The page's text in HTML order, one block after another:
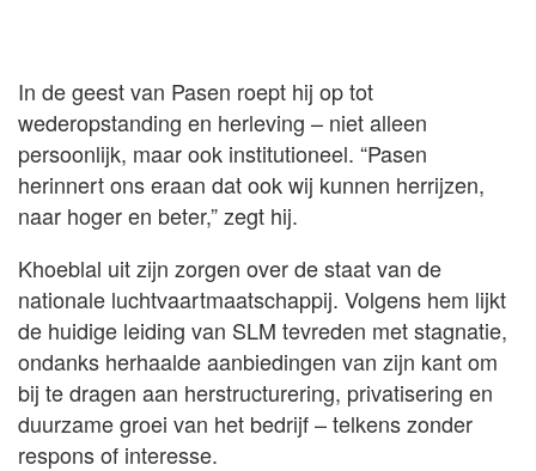
In de geest van Pasen roept hij op tot
wederopstanding en herleving – niet alleen
persoonlijk, maar ook institutioneel. “Pasen
herinnert ons eraan dat ook wij kunnen herrijzen,
naar hoger en beter,” zegt hij.
Khoeblal uit zijn zorgen over de staat van de
nationale luchtvaartmaatschappij. Volgens hem lijkt
de huidige leiding van SLM tevreden met stagnatie,
ondanks herhaalde aanbiedingen van zijn kant om
bij te dragen aan herstructurering, privatisering en
duurzame groei van het bedrijf – telkens zonder
respons of interesse.